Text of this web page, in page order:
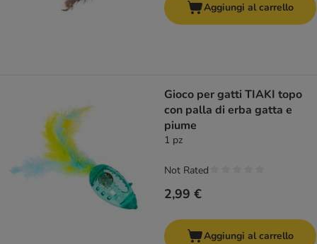
Aggiungi al carrello
Gioco per gatti TIAKI topo
con palla di erba gatta e
piume
1 pz
2,99 €
Not Rated
Aggiungi al carrello